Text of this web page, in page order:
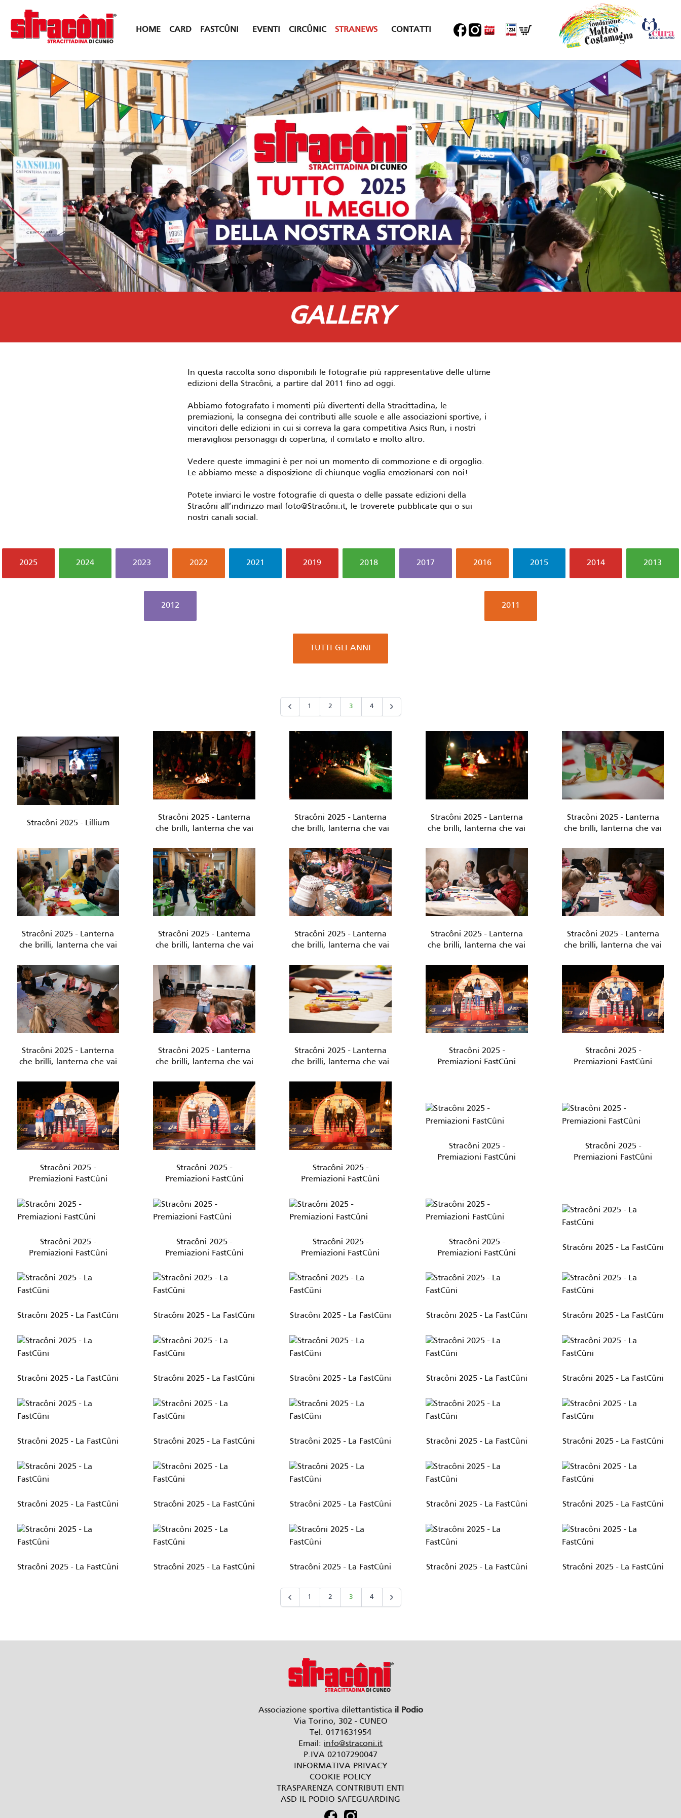
HOME CARD FASTCÛNI EVENTI CIRCÛNIC STRANEWS CONTATTI
GALLERY
In questa raccolta sono disponibili le fotografie più rappresentative delle ultime
edizioni della Stracôni, a partire dal 2011 fino ad oggi.
Abbiamo fotografato i momenti più divertenti della Stracittadina, le
premiazioni, la consegna dei contributi alle scuole e alle associazioni sportive, i
vincitori delle edizioni in cui si correva la gara competitiva Asics Run, i nostri
meravigliosi personaggi di copertina, il comitato e molto altro.
Vedere queste immagini è per noi un momento di commozione e di orgoglio.
Le abbiamo messe a disposizione di chiunque voglia emozionarsi con noi!
Potete inviarci le vostre fotografie di questa o delle passate edizioni della
Stracôni all’indirizzo mail foto@Stracôni.it, le troverete pubblicate qui o sui
nostri canali social.
2025 2024 2023 2022 2021 2019 2018 2017 2016 2015 2014 2013
2012 2011
TUTTI GLI ANNI
1 2 3 4
Stracôni 2025 - Lillium
Stracôni 2025 - Lanterna
che brilli, lanterna che vai
Stracôni 2025 - Lanterna
che brilli, lanterna che vai
Stracôni 2025 - Lanterna
che brilli, lanterna che vai
Stracôni 2025 - Lanterna
che brilli, lanterna che vai
Stracôni 2025 - Lanterna
che brilli, lanterna che vai
Stracôni 2025 - Lanterna
che brilli, lanterna che vai
Stracôni 2025 - Lanterna
che brilli, lanterna che vai
Stracôni 2025 - Lanterna
che brilli, lanterna che vai
Stracôni 2025 - Lanterna
che brilli, lanterna che vai
Stracôni 2025 - Lanterna
che brilli, lanterna che vai
Stracôni 2025 - Lanterna
che brilli, lanterna che vai
Stracôni 2025 - Lanterna
che brilli, lanterna che vai
Stracôni 2025 -
Premiazioni FastCûni
Stracôni 2025 -
Premiazioni FastCûni
Stracôni 2025 -
Premiazioni FastCûni
Stracôni 2025 -
Premiazioni FastCûni
Stracôni 2025 -
Premiazioni FastCûni
Stracôni 2025 -
Premiazioni FastCûni
Stracôni 2025 -
Premiazioni FastCûni
Stracôni 2025 -
Premiazioni FastCûni
Stracôni 2025 -
Premiazioni FastCûni
Stracôni 2025 -
Premiazioni FastCûni
Stracôni 2025 -
Premiazioni FastCûni
Stracôni 2025 - La FastCûni
Stracôni 2025 - La FastCûni Stracôni 2025 - La FastCûni Stracôni 2025 - La FastCûni Stracôni 2025 - La FastCûni Stracôni 2025 - La FastCûni
Stracôni 2025 - La FastCûni Stracôni 2025 - La FastCûni Stracôni 2025 - La FastCûni Stracôni 2025 - La FastCûni Stracôni 2025 - La FastCûni
Stracôni 2025 - La FastCûni Stracôni 2025 - La FastCûni Stracôni 2025 - La FastCûni Stracôni 2025 - La FastCûni Stracôni 2025 - La FastCûni
Stracôni 2025 - La FastCûni Stracôni 2025 - La FastCûni Stracôni 2025 - La FastCûni Stracôni 2025 - La FastCûni Stracôni 2025 - La FastCûni
Stracôni 2025 - La FastCûni Stracôni 2025 - La FastCûni Stracôni 2025 - La FastCûni Stracôni 2025 - La FastCûni Stracôni 2025 - La FastCûni
1 2 3 4
Associazione sportiva dilettantistica il Podio
Via Torino, 302 - CUNEO
Tel: 0171631954
Email: info@straconi.it
P.IVA 02107290047
INFORMATIVA PRIVACY
COOKIE POLICY
TRASPARENZA CONTRIBUTI ENTI
ASD IL PODIO SAFEGUARDING